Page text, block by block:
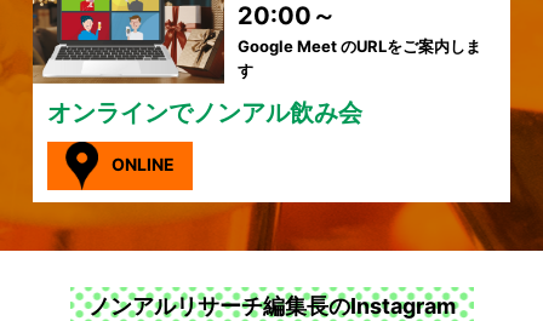
20:00～
Google Meet のURLをご案内しま
す
オンラインでノンアル飲み会
ONLINE
ノンアルリサーチ編集長のInstagram